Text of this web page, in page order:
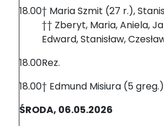
18.00† Maria Szmit (27 r.),
†† Zberyt, Maria, Aniela,
Edward, Stanisław,
18.00Rez.
18.00† Edmund Misiura (5 greg.)
ŚRODA, 06.05.2026